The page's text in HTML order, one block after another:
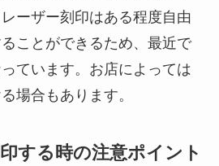
ーザー刻印はある程度自由
ことができるため、最近で
ています。お店によっては
場合もあります。
する時の注意ポイント